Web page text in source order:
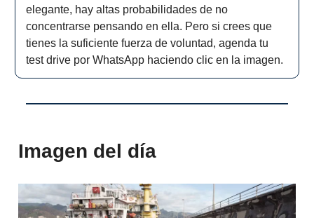
elegante, hay altas probabilidades de no
concentrarse pensando en ella. Pero si crees que
tienes la suficiente fuerza de voluntad, agenda tu
test drive por WhatsApp haciendo clic en la imagen.
Imagen del día